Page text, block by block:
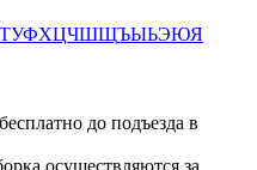
ТУФХЦЧШЩЪЫЬЭЮЯ
до подъезда в
осуществляются за